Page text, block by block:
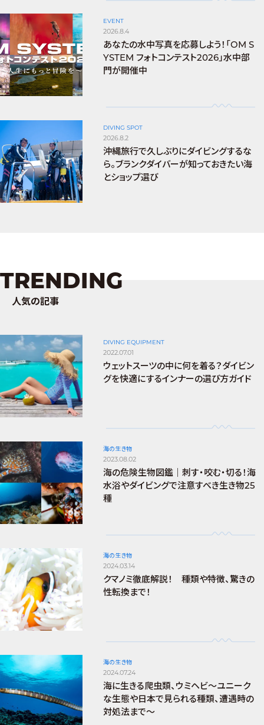
EVENT
2026.8.4
あなたの水中写真を応募しよう！「OM S
YSTEM フォトコンテスト2026」水中部
門が開催中
DIVING SPOT
2026.8.2
沖縄旅行で久しぶりにダイビングするな
ら。ブランクダイバーが知っておきたい海
とショップ選び
TRENDING
人気の記事
DIVING EQUIPMENT
2022.07.01
ウェットスーツの中に何を着る？ダイビン
グを快適にするインナーの選び方ガイド
海の生き物
2023.08.02
海の危険生物図鑑｜刺す・咬む・切る！海
水浴やダイビングで注意すべき生き物25
種
海の生き物
2024.03.14
クマノミ徹底解説！ 種類や特徴、驚きの
性転換まで！
海の生き物
2024.07.24
海に生きる爬虫類、ウミヘビ～ユニーク
な生態や日本で見られる種類、遭遇時の
対処法まで～